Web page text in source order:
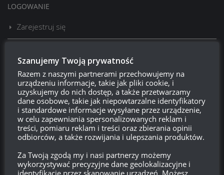
LOGOWANIE
Zarejestruj się
Kanał wpisów
Kanał komentarzy
WordPress.org
Brakwierzchołka drzewkaod:
Szanujemy Twoją prywatność
Razem z naszymi partnerami przechowujemy na
urządzeniu informacje, takie jak pliki cookie, i
uzyskujemy do nich dostęp, a także przetwarzamy
dane osobowe, takie jak niepowtarzalne identyfikatory
i standardowe informacje wysyłane przez urządzenie,
w celu zapewniania spersonalizowanych reklam i
treści, pomiaru reklam i treści oraz zbierania opinii
odbiorców, a także rozwijania i ulepszania produktów.
Za Twoją zgodą my i nasi partnerzy możemy
wykorzystywać precyzyjne dane geolokalizacyjne i
identyfikację przez skanowanie urządzeń. Możesz